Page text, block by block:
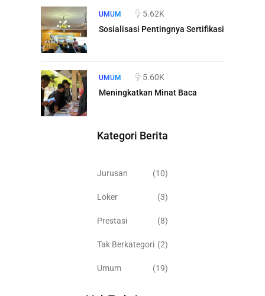
UMUM
5.62K
Sosialisasi Pentingnya Sertifikasi
UMUM
5.60K
Meningkatkan Minat Baca
Kategori Berita
Jurusan (10)
Loker (3)
Prestasi (8)
Tak Berkategori (2)
Umum (19)